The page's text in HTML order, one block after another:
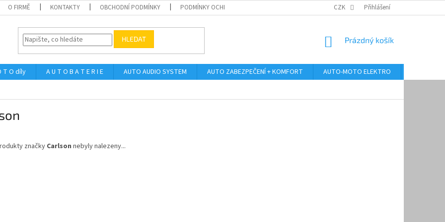
O FIRMĚ KONTAKTY OBCHODNÍ PODMÍNKY PODMÍNKY OCHRANY OSOBNÍCH ÚDAJŮ ODSTOUPENÍ OD KUPNÍ SMLOUVY
CZK Přihlášení
HLEDAT
NÁKUPNÍ
Prázdný košík
T O díly A U T O B A T E R I E AUTO AUDIO SYSTEM AUTO ZABEZPEČENÍ + KOMFORT AUTO-MOTO ELEKTRO
značky Carlson nebyly nalezeny...